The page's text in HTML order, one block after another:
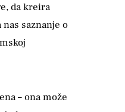
da kreira
saznanje o
– ona može